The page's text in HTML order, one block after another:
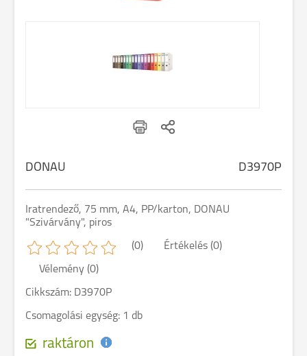
DONAU D3970P
Iratrendező, 75 mm, A4, PP/karton, DONAU
"Szivárvány", piros
(0) Értékelés (0)
Vélemény (0)
Cikkszám: D3970P
Csomagolási egység: 1 db
raktáron